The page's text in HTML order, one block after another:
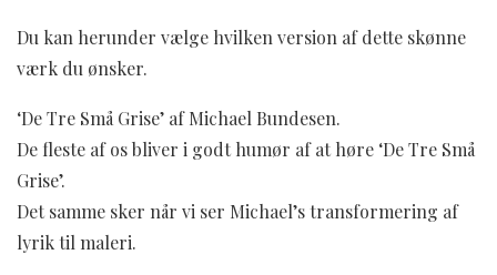
Du kan herunder vælge hvilken version af dette skønne
værk du ønsker.
‘De Tre Små Grise’ af Michael Bundesen.
De fleste af os bliver i godt humør af at høre ‘De Tre Små
Grise’.
Det samme sker når vi ser Michael’s transformering af
lyrik til maleri.